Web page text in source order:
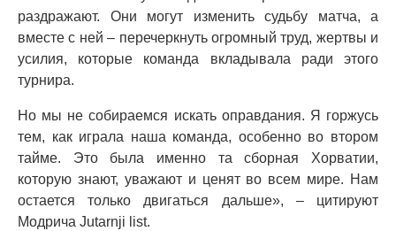
раздражают. Они могут изменить судьбу матча, а
вместе с ней – перечеркнуть огромный труд, жертвы и
усилия, которые команда вкладывала ради этого
турнира.
Но мы не собираемся искать оправдания. Я горжусь
тем, как играла наша команда, особенно во втором
тайме. Это была именно та сборная Хорватии,
которую знают, уважают и ценят во всем мире. Нам
остается только двигаться дальше», – цитируют
Модрича Jutarnji list.